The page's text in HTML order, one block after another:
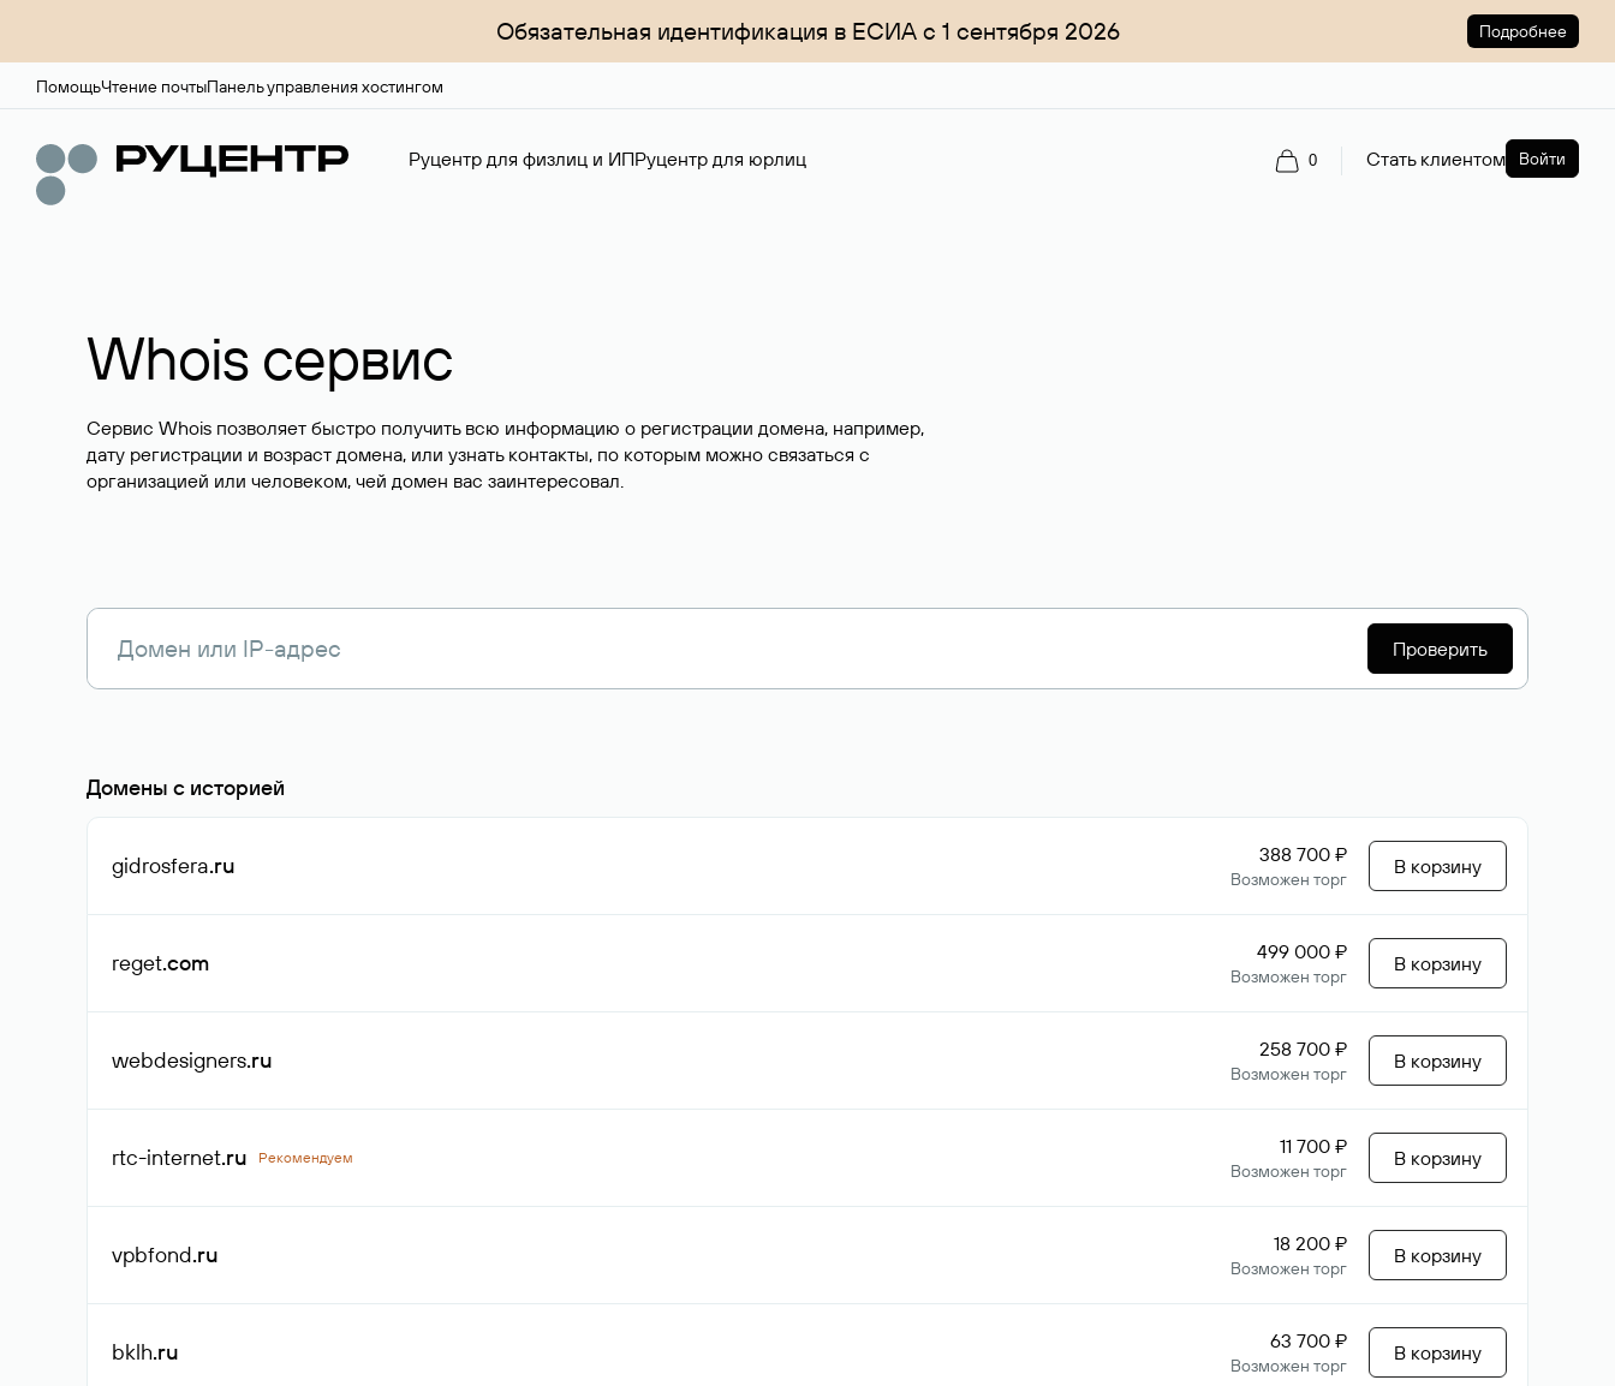
Обязательная идентификация в ЕСИА с 1 сентября 2026 Подробнее
ПомощьЧтение почтыПанель управления хостингом
Руцентр для физлиц и ИПРуцентр для юрлиц 0 Стать клиентом Войти
Whois сервис
Сервис Whois позволяет быстро получить всю информацию о регистрации домена, например,
дату регистрации и возраст домена, или узнать контакты, по которым можно связаться с
организацией или человеком, чей домен вас заинтересовал.
Проверить
Домены с историей
gidrosfera.ru 388 700 ₽
Возможен торг
В корзину
reget.com 499 000 ₽
Возможен торг
В корзину
webdesigners.ru 258 700 ₽
Возможен торг
В корзину
rtc-internet.ru Рекомендуем 11 700 ₽
Возможен торг
В корзину
vpbfond.ru 18 200 ₽
Возможен торг
В корзину
bklh.ru 63 700 ₽
Возможен торг
В корзину